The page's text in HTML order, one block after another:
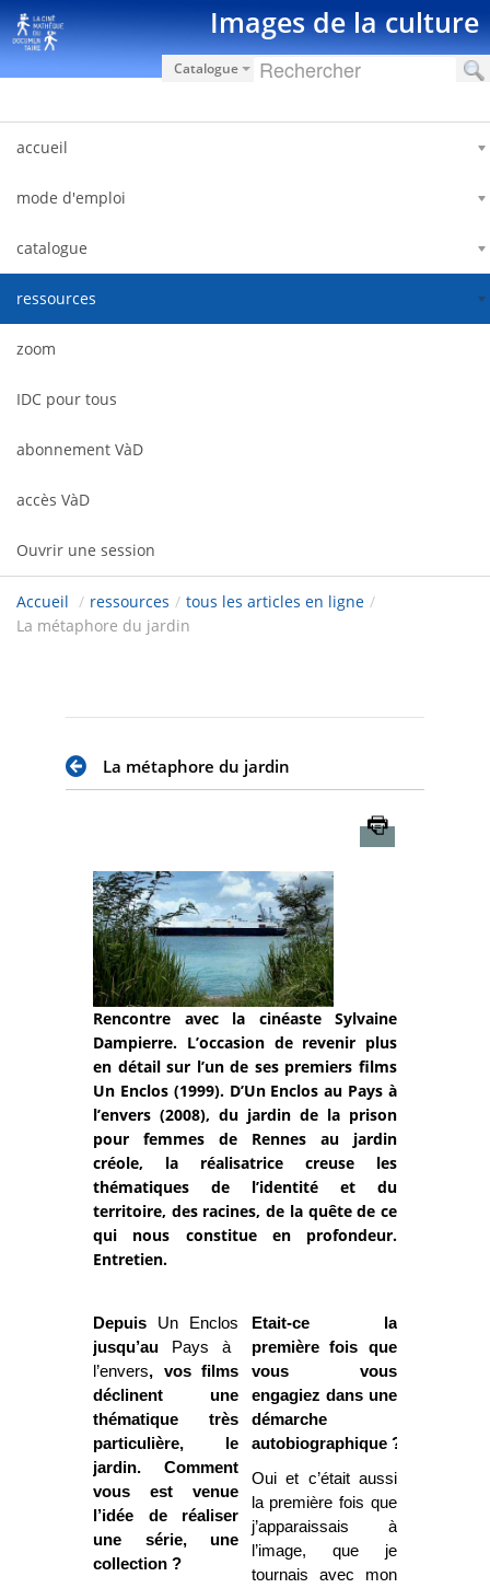
Saut au contenu Images de la culture
Catalogue
accueil
mode d'emploi
catalogue
ressources
zoom
IDC pour tous
abonnement VàD
accès VàD
Ouvrir une session
Accueil / ressources / tous les articles en ligne /
La métaphore du jardin
La métaphore du jardin
Rencontre avec la cinéaste Sylvaine
Dampierre. L’occasion de revenir plus
en détail sur l’un de ses premiers films
Un Enclos (1999). D’Un Enclos au Pays à
l’envers (2008), du jardin de la prison
pour femmes de Rennes au jardin
créole, la réalisatrice creuse les
thématiques de l’identité et du
territoire, des racines, de la quête de ce
qui nous constitue en profondeur.
Entretien.
Depuis Un Enclos
jusqu’au
Pays à
l’envers, vos films
déclinent une
thématique très
particulière, le
jardin. Comment
vous est venue
l’idée de réaliser
une série, une
collection ?
Etait-ce la
première fois que
vous vous
engagiez dans une
démarche
autobiographique ?
Oui et c’était aussi
la première fois que
j’apparaissais à
l’image, que je
tournais avec mon